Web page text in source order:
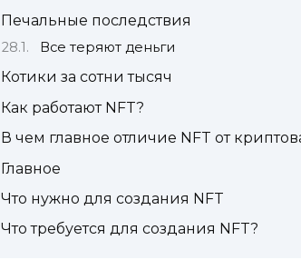
Печальные последствия
Все теряют деньги
Котики за сотни тысяч
Как работают NFT?
В чем главное отличие NFT от
Главное
Что нужно для создания NFT
Что требуется для создания NFT?